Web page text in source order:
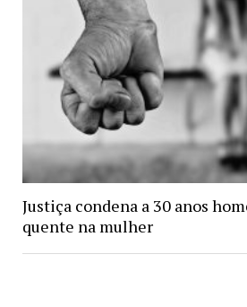
Justiça condena a 30 anos
quente na mulher